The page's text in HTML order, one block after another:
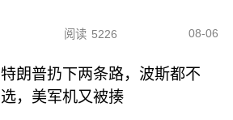
阅读 5226 08-06
特朗普扔下两条路，波斯都不
选，美军机又被揍